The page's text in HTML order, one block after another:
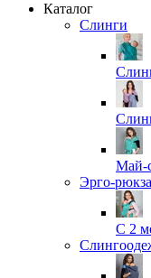
Каталог
Слинги
Май-
Эрго-
С 2